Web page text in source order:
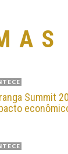
Summit